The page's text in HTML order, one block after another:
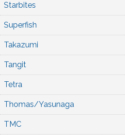
Starbites
Superfish
Takazumi
Tangit
Tetra
Thomas/Yasunaga
TMC